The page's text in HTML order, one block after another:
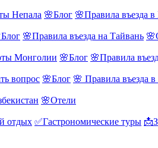
Непала 🌸Блог 🌸Правила въезда
🌸Правила въезда на Тайвань
Монголии 🌸Блог 🌸Правила
вопрос 🌸Блог 🌸 Правила въезда
🌸Отели
отдых ✅Гастрономические туры